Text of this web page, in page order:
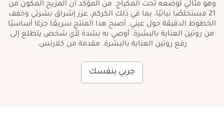
وهو مثالي لوضعه تحت المكياج. من المؤكد أن المزيج المكون من
21 مستخلصًا نباتيًا، بما في ذلك الكركم، عزز إشراق بشرتي وخفف
الخطوط الدقيقة حول عيني. أصبح هذا المنتج سريعًا جزءًا أساسيًا
من روتين العناية بالبشرة. أوصي به بشدة لأي شخص يتطلع إلى
رفع روتين العناية بالبشرة. مقدمة من كلارنس.
جربي بنفسك